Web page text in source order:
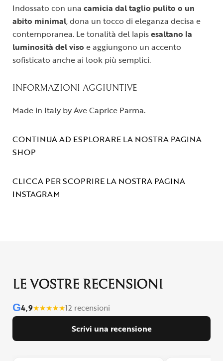
Indossato con una camicia dal taglio pulito o un
abito minimal, dona un tocco di eleganza decisa e
contemporanea. Le tonalità del lapisesaltano la
luminosità del viso e aggiungono un accento
sofisticato anche ai look più semplici.
INFORMAZIONI AGGIUNTIVE
Made in Italy by Ave Caprice Parma.
CONTINUA AD ESPLORARE LA NOSTRA PAGINA
SHOP
CLICCA PER SCOPRIRE LA NOSTRA PAGINA
INSTAGRAM
LE VOSTRE RECENSIONI
G4,9★★★★★12 recensioni
Scrivi una recensione